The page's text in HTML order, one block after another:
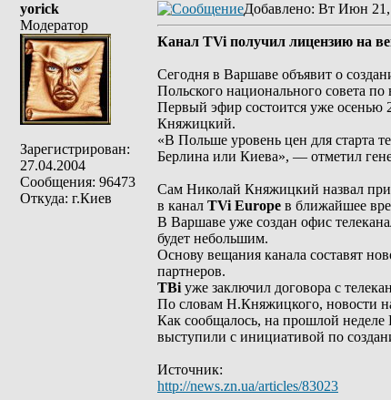
yorick
Модератор
Зарегистрирован:
27.04.2004
Сообщения: 96473
Откуда: г.Киев
Добавлено: Вт Июн 21,
Канал TVi получил лицензию на
Сегодня в Варшаве объявит о
Польского национального совета
Первый эфир состоится уже
Княжицкий.
«В Польше уровень цен для старта
Берлина или Киева», — отметил
Сам Николай Княжицкий назвал
в канал TVi Europe в ближайшее
В Варшаве уже создан офис
будет небольшим.
Основу вещания канала составят
партнеров.
ТВі уже заключил договора с
По словам Н.Княжицкого, новости
Как сообщалось, на прошлой неделе
выступили с инициативой по
Источник:
http://news.zn.ua/articles/83023